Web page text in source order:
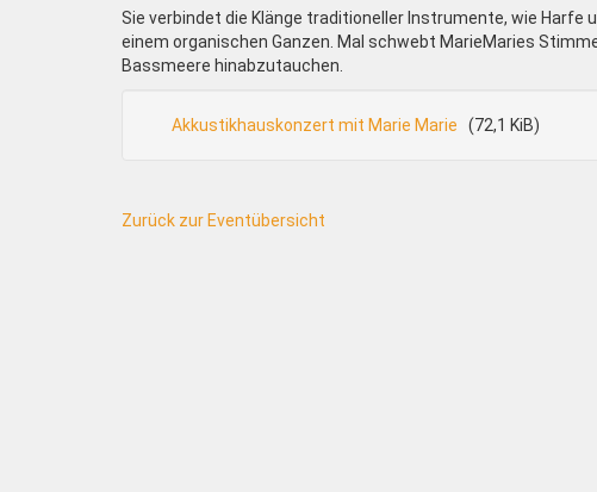
Sie verbindet die Klänge traditioneller Instrumente, wie Harfe
einem organischen Ganzen. Mal schwebt MarieMaries
Bassmeere hinabzutauchen.
Akkustikhauskonzert mit Marie Marie (72,1 KiB)
Zurück zur Eventübersicht